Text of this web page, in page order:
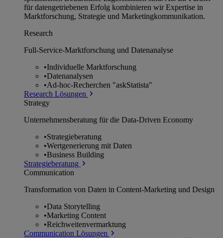
für datengetriebenen Erfolg kombinieren wir Expertise in
Marktforschung, Strategie und Marketingkommunikation.
Research
Full-Service-Marktforschung und Datenanalyse
•Individuelle Marktforschung
•Datenanalysen
•Ad-hoc-Recherchen "askStatista"
Research Lösungen
Strategy
Unternehmens­beratung für die Data-Driven Economy
•Strategieberatung
•Wertgenerierung mit Daten
•Business Building
Strategieberatung
Communication
Transformation von Daten in Content-Marketing und Design
•Data Storytelling
•Marketing Content
•Reichweitenvermarktung
Communication Lösungen